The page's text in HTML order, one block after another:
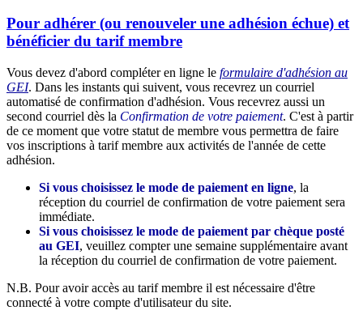
Pour adhérer (ou renouveler une adhésion échue) et
bénéficier du tarif membre
Vous devez d'abord compléter en ligne le formulaire d'adhésion au
GEI. Dans les instants qui suivent, vous recevrez un courriel
automatisé de confirmation d'adhésion. Vous recevrez aussi un
second courriel dès la Confirmation de votre paiement. C'est à partir
de ce moment que votre statut de membre vous permettra de faire
vos inscriptions à tarif membre aux activités de l'année de cette
adhésion.
Si vous choisissez le mode de paiement en ligne, la
réception du courriel de confirmation de votre paiement sera
immédiate.
Si vous choisissez le mode de paiement par chèque posté
au GEI, veuillez compter une semaine supplémentaire avant
la réception du courriel de confirmation de votre paiement.
N.B. Pour avoir accès au tarif membre il est nécessaire d'être
connecté à votre compte d'utilisateur du site.